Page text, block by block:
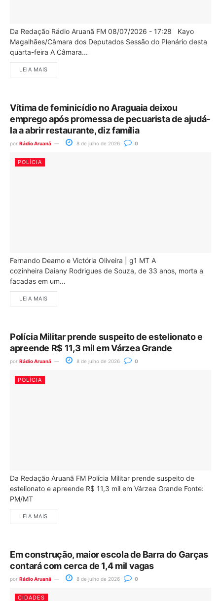
Da Redação Rádio Aruanã FM 08/07/2026 - 17:28 Kayo
Magalhães/Câmara dos Deputados Sessão do Plenário desta
quarta-feira A Câmara...
LEIA MAIS
Vítima de feminicídio no Araguaia deixou
emprego após promessa de pecuarista de ajudá-
la a abrir restaurante, diz família
por Rádio Aruanã 8 de julho de 2026 0
POLÍCIA
Fernando Deamo e Victória Oliveira | g1 MT A
cozinheira Daiany Rodrigues de Souza, de 33 anos, morta a
facadas em um...
LEIA MAIS
Polícia Militar prende suspeito de estelionato e
apreende R$ 11,3 mil em Várzea Grande
por Rádio Aruanã 8 de julho de 2026 0
POLÍCIA
Da Redação Aruanã FM Polícia Militar prende suspeito de
estelionato e apreende R$ 11,3 mil em Várzea Grande Fonte:
PM/MT
LEIA MAIS
Em construção, maior escola de Barra do Garças
contará com cerca de 1,4 mil vagas
por Rádio Aruanã 8 de julho de 2026 0
CIDADES